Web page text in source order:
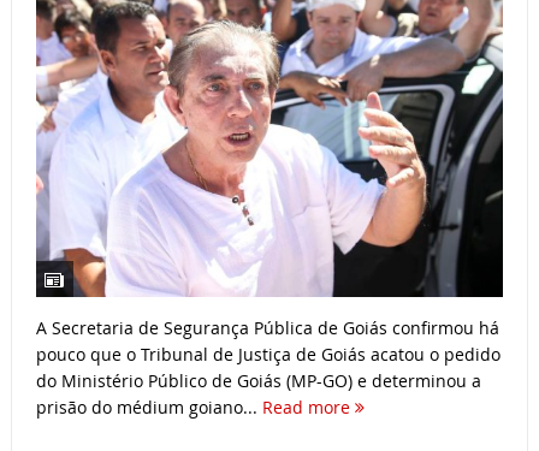
A Secretaria de Segurança Pública de Goiás confirmou há
pouco que o Tribunal de Justiça de Goiás acatou o pedido
do Ministério Público de Goiás (MP-GO) e determinou a
prisão do médium goiano... Read more